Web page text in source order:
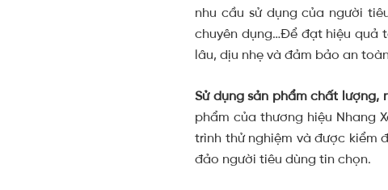
nhu cầu sử dụng của người
chuyên dụng…Để đạt hiệu quả
lâu, dịu nhẹ và đảm bảo an
Sử dụng sản phẩm chất
phẩm của thương hiệu Nhang
trình thử nghiệm và được kiểm
đảo người tiêu dùng tin chọn.